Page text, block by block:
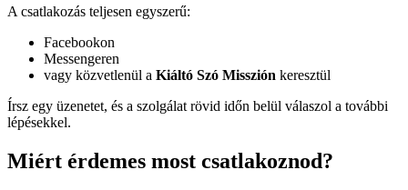
A csatlakozás teljesen egyszerű:
Facebookon
Messengeren
vagy közvetlenül a Kiáltó Szó Misszión keresztül
Írsz egy üzenetet, és a szolgálat rövid időn belül válaszol a további
lépésekkel.
Miért érdemes most csatlakoznod?